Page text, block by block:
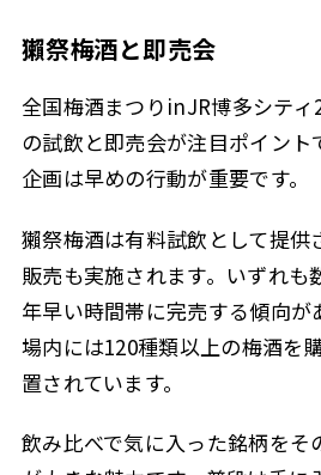
獺祭梅酒と即売会
全国梅酒まつりinJR博多シテ
の試飲と即売会が注目ポイント
企画は早めの行動が重要です。
獺祭梅酒は有料試飲として提供
販売も実施されます。いずれも
年早い時間帯に完売する傾向が
場内には120種類以上の梅酒を
置されています。
飲み比べで気に入った銘柄をそ